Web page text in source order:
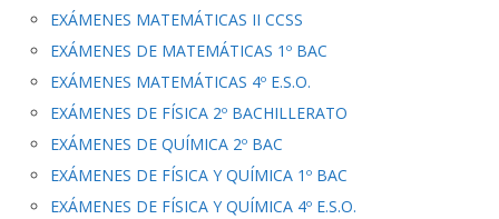
EXÁMENES MATEMÁTICAS II CCSS
EXÁMENES DE MATEMÁTICAS 1º BAC
EXÁMENES MATEMÁTICAS 4º E.S.O.
EXÁMENES DE FÍSICA 2º BACHILLERATO
EXÁMENES DE QUÍMICA 2º BAC
EXÁMENES DE FÍSICA Y QUÍMICA 1º BAC
EXÁMENES DE FÍSICA Y QUÍMICA 4º E.S.O.